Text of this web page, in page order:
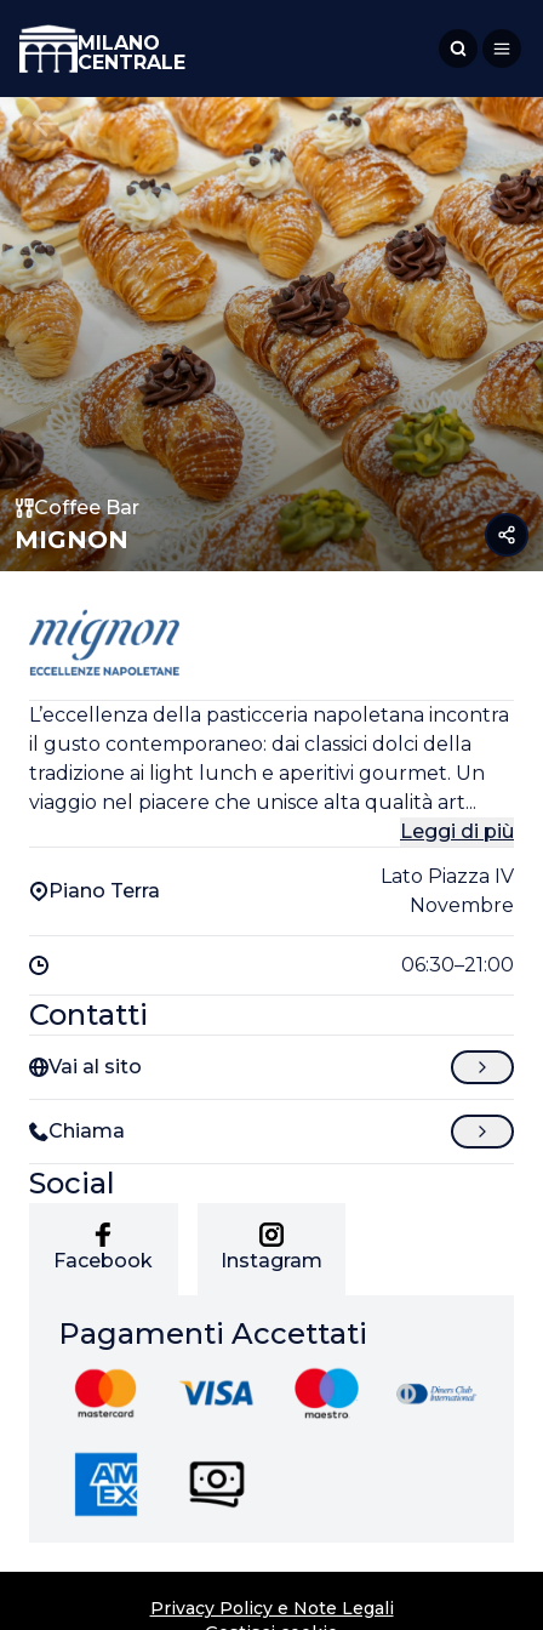
MILANO
CENTRALE
Coffee Bar
MIGNON
L’eccellenza della pasticceria napoletana incontra
il gusto contemporaneo: dai classici dolci della
tradizione ai light lunch e aperitivi gourmet. Un
viaggio nel piacere che unisce alta qualità art...
Leggi di più
Piano Terra
Lato Piazza IV
Novembre
06:30–21:00
Contatti
Vai al sito
Chiama
Social
Facebook Instagram
Pagamenti Accettati
Privacy Policy e Note Legali